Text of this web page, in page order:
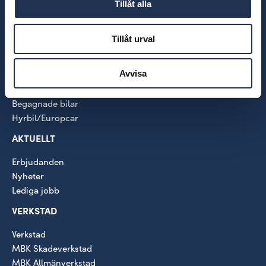
Tillåt alla
Tillåt urval
Avvisa
VW Transportbilar
Nya bilar i lager
Begagnade bilar
Hyrbil/Europcar
AKTUELLT
Erbjudanden
Nyheter
Lediga jobb
VERKSTAD
Verkstad
MBK Skadeverkstad
MBK Allmänverkstad